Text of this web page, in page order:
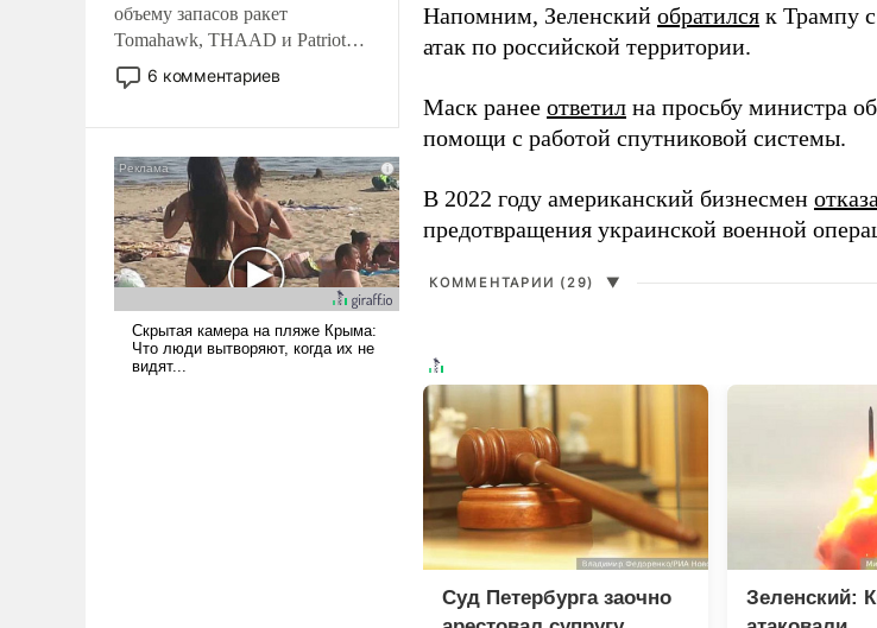
объему запасов ракет
Tomahawk, THAAD и Patriot
США потребуется более трех
лет. Даже небольшая война с
Сложившаяся ситуация
означает многолетний период
уязвимости США, например,
перед Китаем.
6 комментариев
Напомним, Зеленский обратился к Трампу
атак по российской территории.
Маск ранее ответил на просьбу министра
помощи с работой спутниковой системы.
В 2022 году американский бизнесмен
предотвращения украинской военной
КОММЕНТАРИИ (29) ▼
Суд Петербурга заочно
Зеленский: